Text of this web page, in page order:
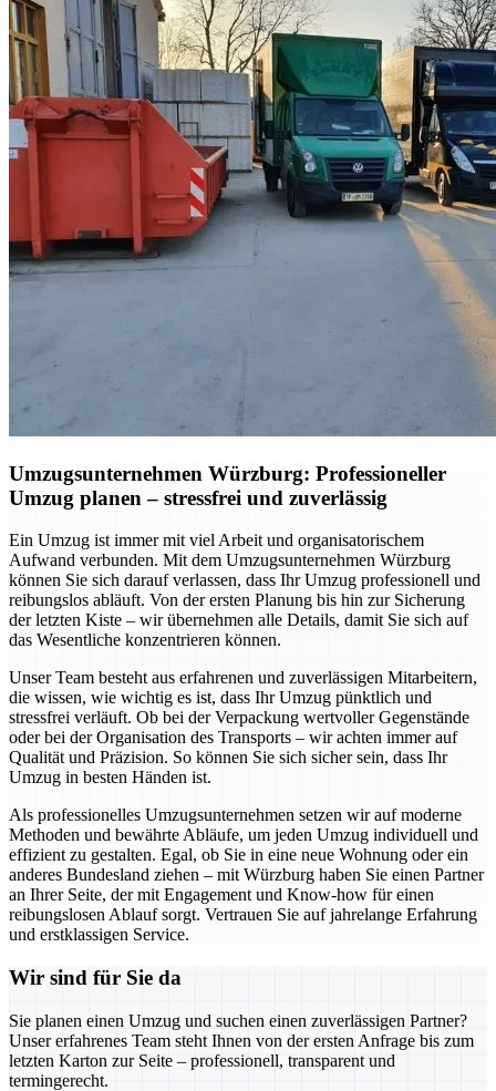
Umzugsunternehmen Würzburg: Professioneller
Umzug planen – stressfrei und zuverlässig
Ein Umzug ist immer mit viel Arbeit und organisatorischem
Aufwand verbunden. Mit dem Umzugsunternehmen Würzburg
können Sie sich darauf verlassen, dass Ihr Umzug professionell und
reibungslos abläuft. Von der ersten Planung bis hin zur Sicherung
der letzten Kiste – wir übernehmen alle Details, damit Sie sich auf
das Wesentliche konzentrieren können.
Unser Team besteht aus erfahrenen und zuverlässigen Mitarbeitern,
die wissen, wie wichtig es ist, dass Ihr Umzug pünktlich und
stressfrei verläuft. Ob bei der Verpackung wertvoller Gegenstände
oder bei der Organisation des Transports – wir achten immer auf
Qualität und Präzision. So können Sie sich sicher sein, dass Ihr
Umzug in besten Händen ist.
Als professionelles Umzugsunternehmen setzen wir auf moderne
Methoden und bewährte Abläufe, um jeden Umzug individuell und
effizient zu gestalten. Egal, ob Sie in eine neue Wohnung oder ein
anderes Bundesland ziehen – mit Würzburg haben Sie einen Partner
an Ihrer Seite, der mit Engagement und Know-how für einen
reibungslosen Ablauf sorgt. Vertrauen Sie auf jahrelange Erfahrung
und erstklassigen Service.
Wir sind für Sie da
Sie planen einen Umzug und suchen einen zuverlässigen Partner?
Unser erfahrenes Team steht Ihnen von der ersten Anfrage bis zum
letzten Karton zur Seite – professionell, transparent und
termingerecht.